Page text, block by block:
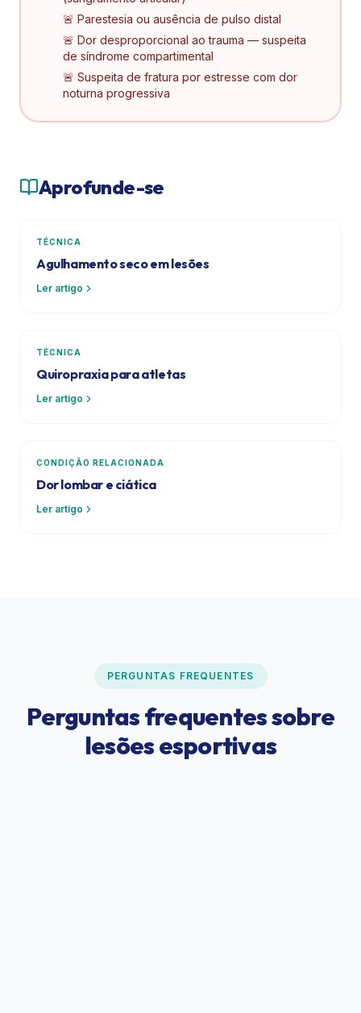
🚨 Parestesia ou ausência de pulso distal
🚨 Dor desproporcional ao trauma — suspeita
de síndrome compartimental
🚨 Suspeita de fratura por estresse com dor
noturna progressiva
Aprofunde-se
TÉCNICA
Agulhamento seco em lesões
Ler artigo
TÉCNICA
Quiropraxia para atletas
Ler artigo
CONDIÇÃO RELACIONADA
Dor lombar e ciática
Ler artigo
PERGUNTAS FREQUENTES
Perguntas frequentes sobre
lesões esportivas